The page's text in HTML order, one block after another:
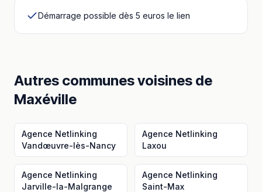
Démarrage possible dès 5 euros le lien
Autres communes voisines de
Maxéville
Agence Netlinking
Vandœuvre-lès-Nancy
Agence Netlinking
Laxou
Agence Netlinking
Jarville-la-Malgrange
Agence Netlinking
Saint-Max